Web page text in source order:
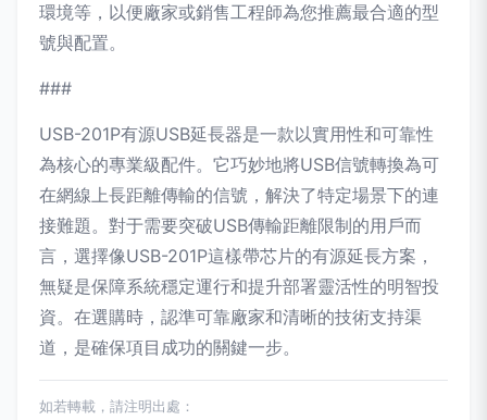
環境等，以便廠家或銷售工程師為您推薦最合適的型
號與配置。
###
USB-201P有源USB延長器是一款以實用性和可靠性
為核心的專業級配件。它巧妙地將USB信號轉換為可
在網線上長距離傳輸的信號，解決了特定場景下的連
接難題。對于需要突破USB傳輸距離限制的用戶而
言，選擇像USB-201P這樣帶芯片的有源延長方案，
無疑是保障系統穩定運行和提升部署靈活性的明智投
資。在選購時，認準可靠廠家和清晰的技術支持渠
道，是確保項目成功的關鍵一步。
如若轉載，請注明出處：